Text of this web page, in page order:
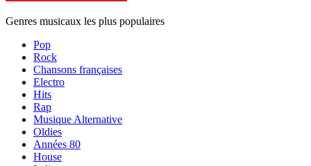
Genres musicaux les plus populaires
Pop
Rock
Chansons françaises
Electro
Hits
Rap
Musique Alternative
Oldies
Années 80
House